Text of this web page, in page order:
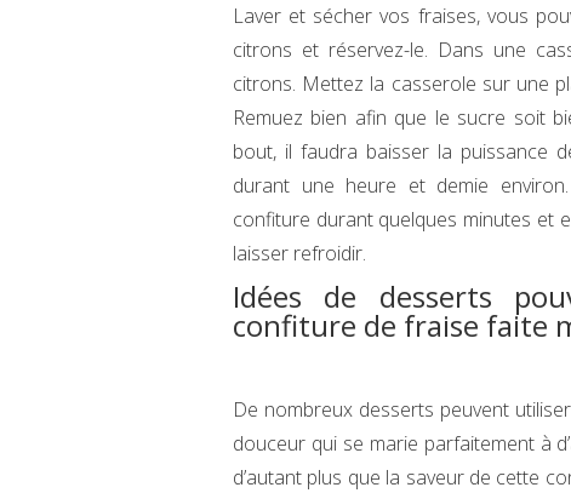
Laver et sécher vos fraises, vous
citrons et réservez-le. Dans une
citrons. Mettez la casserole sur une
Remuez bien afin que le sucre soit
bout, il faudra baisser la puissance
durant une heure et demie
confiture durant quelques minutes et
laisser refroidir.
Idées de desserts
confiture de fraise faite
De nombreux desserts peuvent
douceur qui se marie parfaitement à
d’autant plus que la saveur de cette